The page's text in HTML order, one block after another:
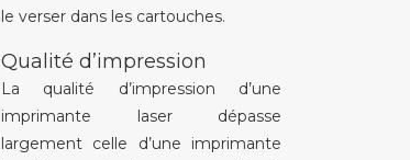
le verser dans les cartouches.
Qualité d’impression
La qualité d’impression d’une
imprimante laser dépasse
largement celle d’une imprimante